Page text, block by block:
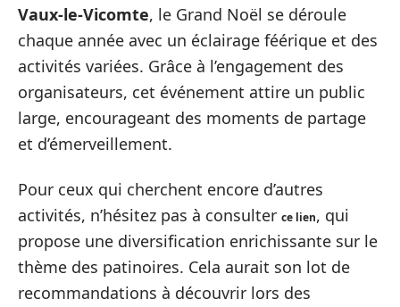
Vaux-le-Vicomte, le Grand Noël se déroule
chaque année avec un éclairage féérique et des
activités variées. Grâce à l’engagement des
organisateurs, cet événement attire un public
large, encourageant des moments de partage
et d’émerveillement.
Pour ceux qui cherchent encore d’autres
activités, n’hésitez pas à consulter ce lien, qui
propose une diversification enrichissante sur le
thème des patinoires. Cela aurait son lot de
recommandations à découvrir lors des